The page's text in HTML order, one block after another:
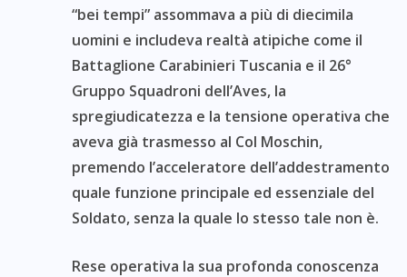
“bei tempi” assommava a più di diecimila
uomini e includeva realtà atipiche come il
Battaglione Carabinieri Tuscania e il 26°
Gruppo Squadroni dell’Aves, la
spregiudicatezza e la tensione operativa che
aveva già trasmesso al Col Moschin,
premendo l’acceleratore dell’addestramento
quale funzione principale ed essenziale del
Soldato, senza la quale lo stesso tale non è.
Rese operativa la sua profonda conoscenza